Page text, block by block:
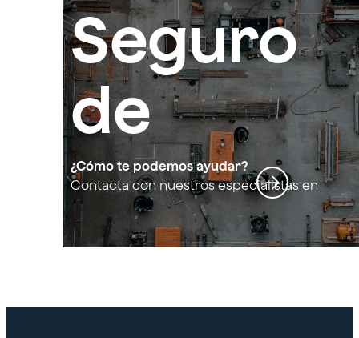
Seguro
de
acciden
te de
conveni
¿Cómo te podemos ayudar?
Contacta con nuestros especialistas en
Seguro de accidente de convenio para
la construcción